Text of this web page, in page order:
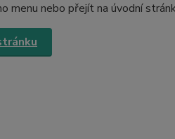
menu nebo přejít na úvodní